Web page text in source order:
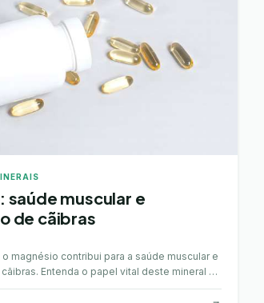
saúde muscular e
de cãibras
magnésio contribui para a saúde muscular e
Entenda o papel vital deste mineral no
corpo.